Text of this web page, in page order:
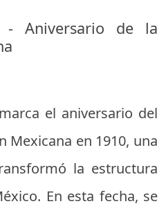
- Aniversario de la
el aniversario del
Mexicana en 1910, una
la estructura
En esta fecha, se